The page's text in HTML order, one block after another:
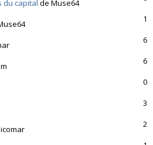
du capital de Muse64
1
6
6
0
3
2